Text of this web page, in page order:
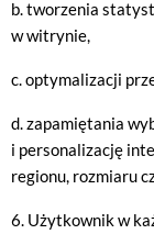
b. tworzenia
w witrynie,
c. optymalizacji
d. zapamiętania
i personalizację
regionu, rozmiaru
6. Użytkownik w